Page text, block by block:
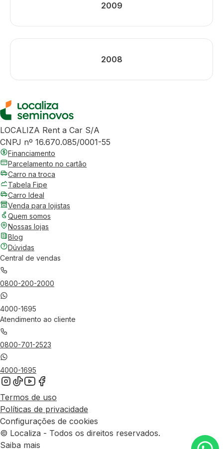
2009
2008
LOCALIZA Rent a Car S/A
CNPJ nº 16.670.085/0001-55
Financiamento
Parcelamento no cartão
Carro na troca
Tabela Fipe
Carro Ideal
Venda para lojistas
Quem somos
Nossas lojas
Blog
Dúvidas
Central de vendas
0800-200-2000
4000-1695
Atendimento ao cliente
0800-701-2523
4000-1695
Termos de uso
Políticas de privacidade
Configurações de cookies
© Localiza - Todos os direitos reservados.
Saiba mais